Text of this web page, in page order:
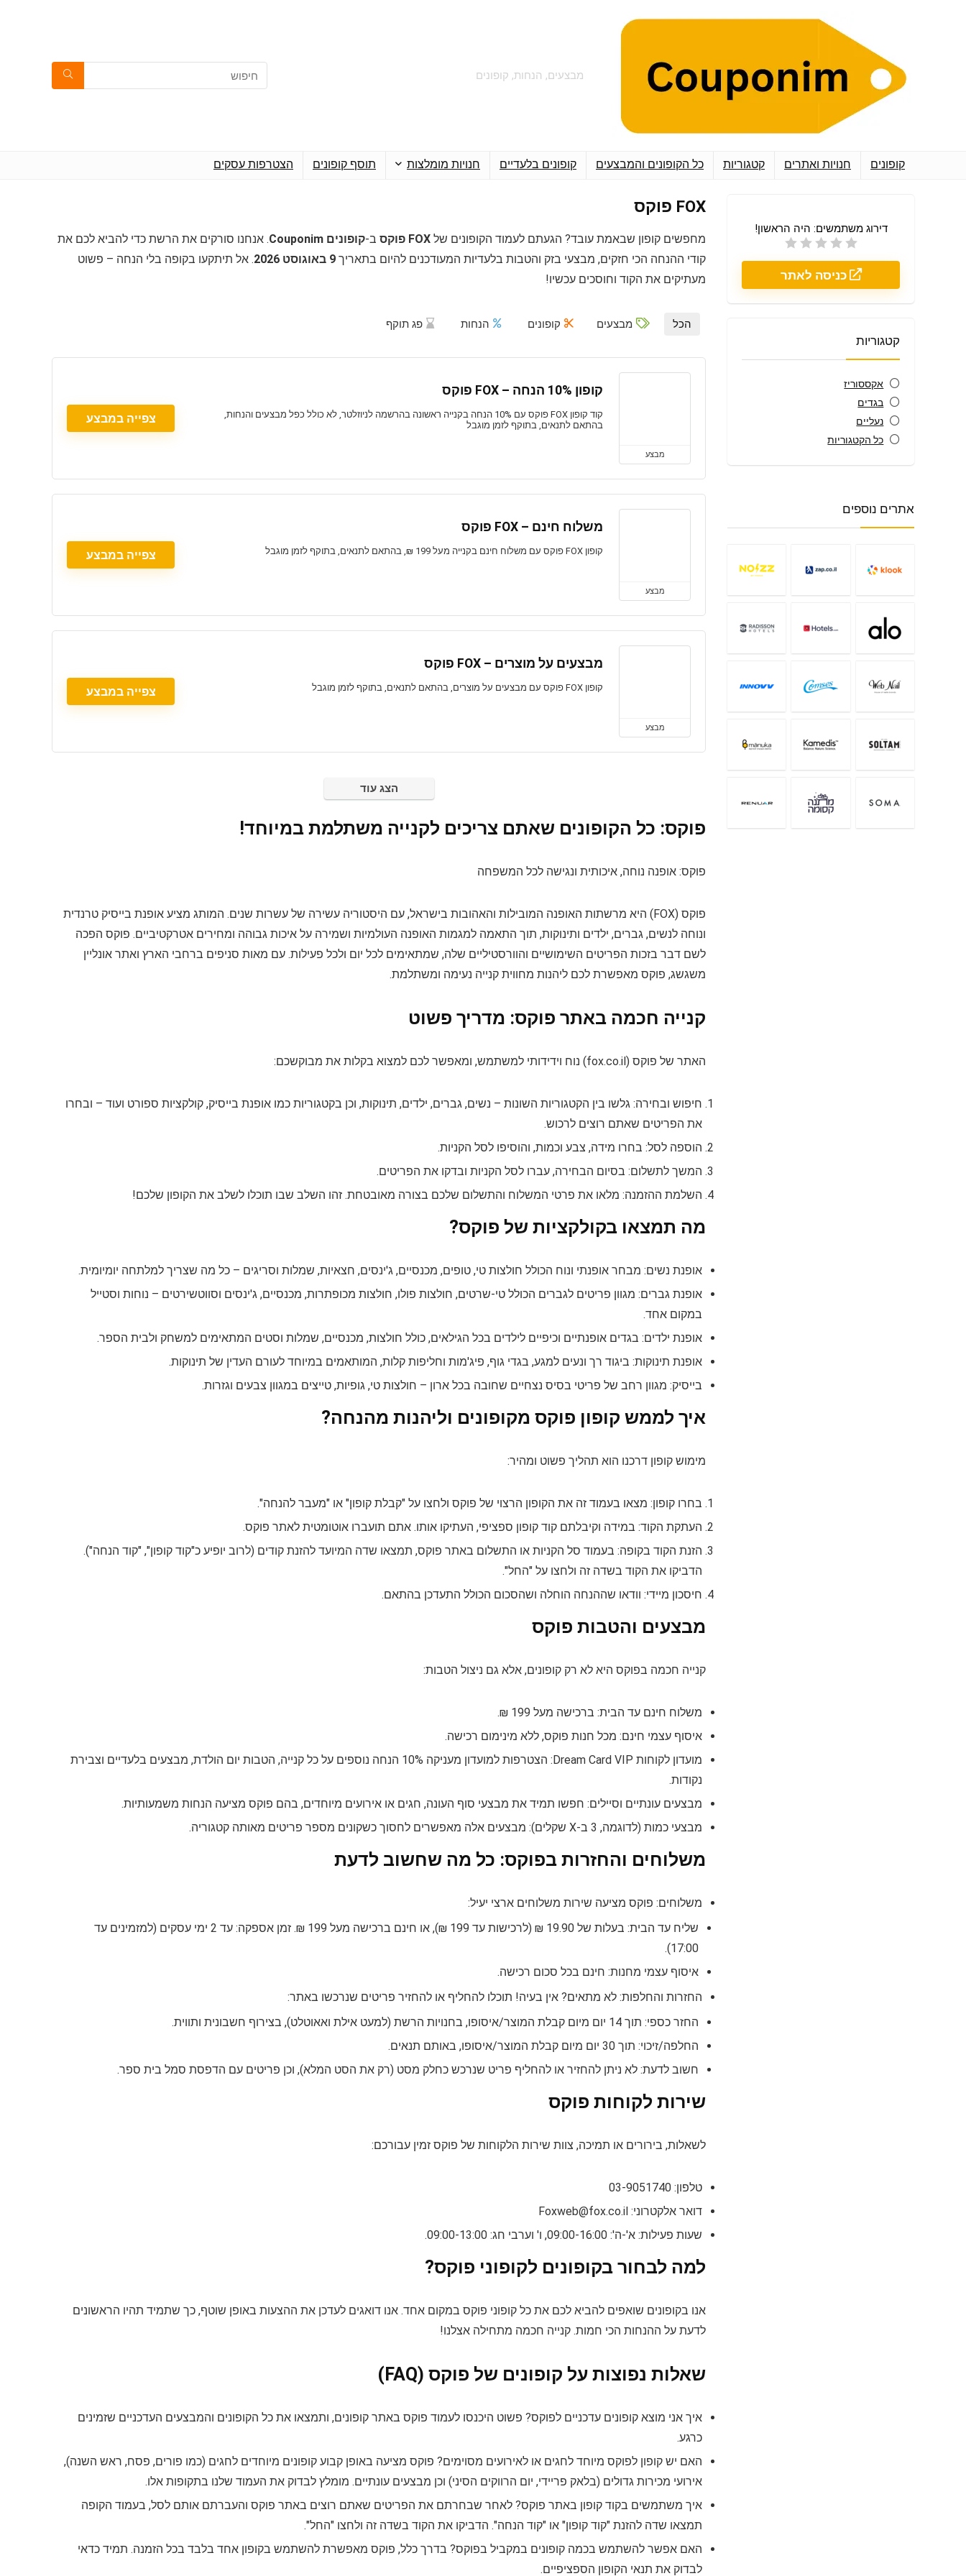
מבצעים, הנחות, קופונים
קופונים חנויות ואתרים קטגוריות כל הקופונים והמבצעים קופונים בלעדיים חנויות מומלצות תוסף קופונים הצטרפות עסקים
FOX פוקס
מחפשים קופון שבאמת עובד? הגעתם לעמוד הקופונים של FOX פוקס ב-קופונים Couponim
. אנחנו סורקים את הרשת כדי להביא לכם את
קודי ההנחה הכי חזקים, מבצעי בזק והטבות בלעדיות המעודכנים להיום בתאריך 9 באוגוסט 2026
. אל תיתקעו בקופה בלי הנחה – פשוט
מעתיקים את הקוד וחוסכים עכשיו!
דירוג משתמשים: היה הראשון!
כניסה לאתר
קטגוריות
אקססוריז
בגדים
נעליים
כל הקטגוריות
הכל מבצעים קופונים הנחות פג תוקף
מבצע
קופון 10% הנחה – FOX פוקס
קוד קופון FOX פוקס עם 10% הנחה בקנייה ראשונה בהרשמה לניוזלטר, לא כולל כפל מבצעים והנחות,
בהתאם לתנאים, בתוקף לזמן מוגבל
צפייה במבצע
מבצע
משלוח חינם – FOX פוקס
קופון FOX פוקס עם משלוח חינם בקנייה מעל 199 ₪, בהתאם לתנאים, בתוקף לזמן מוגבל צפייה במבצע
מבצע
מבצעים על מוצרים – FOX פוקס
קופון FOX פוקס עם מבצעים על מוצרים, בהתאם לתנאים, בתוקף לזמן מוגבל צפייה במבצע
הצג עוד
פוקס: כל הקופונים שאתם צריכים לקנייה משתלמת במיוחד!
פוקס: אופנה נוחה, איכותית ונגישה לכל המשפחה
פוקס (FOX) היא מרשתות האופנה המובילות והאהובות בישראל, עם היסטוריה עשירה של עשרות שנים. המותג מציע אופנת בייסיק טרנדית
ונוחה לנשים, גברים, ילדים ותינוקות, תוך התאמה למגמות האופנה העולמיות ושמירה על איכות גבוהה ומחירים אטרקטיביים. פוקס הפכה
לשם דבר בזכות הפריטים השימושיים והוורסטיליים שלה, שמתאימים לכל יום ולכל פעילות. עם מאות סניפים ברחבי הארץ ואתר אונליין
משגשג, פוקס מאפשרת לכם ליהנות מחווית קנייה נעימה ומשתלמת.
קנייה חכמה באתר פוקס: מדריך פשוט
האתר של פוקס (fox.co.il) נוח וידידותי למשתמש, ומאפשר לכם למצוא בקלות את מבוקשכם:
חיפוש ובחירה: גלשו בין הקטגוריות השונות – נשים, גברים, ילדים, תינוקות, וכן בקטגוריות כמו אופנת בייסיק, קולקציות ספורט ועוד – ובחרו
את הפריטים שאתם רוצים לרכוש.
הוספה לסל: בחרו מידה, צבע וכמות, והוסיפו לסל הקניות.
המשך לתשלום: בסיום הבחירה, עברו לסל הקניות ובדקו את הפריטים.
השלמת ההזמנה: מלאו את פרטי המשלוח והתשלום שלכם בצורה מאובטחת. זהו השלב שבו תוכלו לשלב את הקופון שלכם!
מה תמצאו בקולקציות של פוקס?
אופנת נשים: מבחר אופנתי ונוח הכולל חולצות טי, טופים, מכנסיים, ג'ינסים, חצאיות, שמלות וסריגים – כל מה שצריך למלתחה יומיומית.
אופנת גברים: מגוון פריטים לגברים הכולל טי-שרטים, חולצות פולו, חולצות מכופתרות, מכנסיים, ג'ינסים וסווטשירטים – נוחות וסטייל
במקום אחד.
אופנת ילדים: בגדים אופנתיים וכיפיים לילדים בכל הגילאים, כולל חולצות, מכנסיים, שמלות וסטים המתאימים למשחק ולבית הספר.
אופנת תינוקות: ביגוד רך ונעים למגע, בגדי גוף, פיג'מות וחליפות קלות, המותאמים במיוחד לעורם העדין של תינוקות.
בייסיק: מגוון רחב של פריטי בסיס נצחיים שחובה בכל ארון – חולצות טי, גופיות, טייצים במגוון צבעים וגזרות.
איך לממש קופון פוקס מקופונים וליהנות מהנחה?
מימוש קופון דרכנו הוא תהליך פשוט ומהיר:
בחרו קופון: מצאו בעמוד זה את הקופון הרצוי של פוקס ולחצו על "קבלת קופון" או "מעבר להנחה".
העתקת הקוד: במידה וקיבלתם קוד קופון ספציפי, העתיקו אותו. אתם תועברו אוטומטית לאתר פוקס.
הזנת הקוד בקופה: בעמוד סל הקניות או התשלום באתר פוקס, תמצאו שדה המיועד להזנת קודים (לרוב יופיע כ"קוד קופון", "קוד הנחה").
הדביקו את הקוד בשדה זה ולחצו על "החל".
חיסכון מיידי: וודאו שההנחה הוחלה ושהסכום הכולל התעדכן בהתאם.
מבצעים והטבות פוקס
קנייה חכמה בפוקס היא לא רק קופונים, אלא גם ניצול הטבות:
משלוח חינם עד הבית: ברכישה מעל 199 ₪.
איסוף עצמי חינם: מכל חנות פוקס, ללא מינימום רכישה.
מועדון לקוחות Dream Card VIP: הצטרפות למועדון מעניקה 10% הנחה נוספים על כל קנייה, הטבות יום הולדת, מבצעים בלעדיים וצבירת
נקודות.
מבצעים עונתיים וסיילים: חפשו תמיד את מבצעי סוף העונה, חגים או אירועים מיוחדים, בהם פוקס מציעה הנחות משמעותיות.
מבצעי כמות (לדוגמה, 3 ב-X שקלים): מבצעים אלה מאפשרים לחסוך כשקונים מספר פריטים מאותה קטגוריה.
משלוחים והחזרות בפוקס: כל מה שחשוב לדעת
משלוחים: פוקס מציעה שירות משלוחים ארצי יעיל:
שליח עד הבית: בעלות של 19.90 ₪ (לרכישות עד 199 ₪), או חינם ברכישה מעל 199 ₪. זמן אספקה: עד 2 ימי עסקים (למזמינים עד
17:00).
איסוף עצמי מחנות: חינם בכל סכום רכישה.
החזרות והחלפות: לא מתאים? אין בעיה! תוכלו להחליף או להחזיר פריטים שנרכשו באתר:
החזר כספי: תוך 14 יום מיום קבלת המוצר/איסופו, בחנויות הרשת (למעט אילת ואאוטלט), בצירוף חשבונית ותווית.
החלפה/זיכוי: תוך 30 יום מיום קבלת המוצר/איסופו, באותם תנאים.
חשוב לדעת: לא ניתן להחזיר או להחליף פריט שנרכש כחלק מסט (רק את הסט המלא), וכן פריטים עם הדפסת סמל בית ספר.
שירות לקוחות פוקס
לשאלות, בירורים או תמיכה, צוות שירות הלקוחות של פוקס זמין עבורכם:
טלפון: 03-9051740
דואר אלקטרוני: Foxweb@fox.co.il
שעות פעילות: א'-ה': 09:00-16:00, ו' וערבי חג: 09:00-13:00.
למה לבחור בקופונים לקופוני פוקס?
אנו בקופונים שואפים להביא לכם את כל קופוני פוקס במקום אחד. אנו דואגים לעדכן את ההצעות באופן שוטף, כך שתמיד תהיו הראשונים
לדעת על ההנחות הכי חמות. קנייה חכמה מתחילה אצלנו!
שאלות נפוצות על קופונים של פוקס (FAQ)
איך אני מוצא קופונים עדכניים לפוקס? פשוט היכנסו לעמוד פוקס באתר קופונים, ותמצאו את כל הקופונים והמבצעים העדכניים שזמינים
כרגע.
האם יש קופון לפוקס מיוחד לחגים או לאירועים מסוימים? פוקס מציעה באופן קבוע קופונים מיוחדים לחגים (כמו פורים, פסח, ראש השנה),
אירועי מכירות גדולים (בלאק פריידי, יום הרווקים הסיני) וכן מבצעים עונתיים. מומלץ לבדוק את העמוד שלנו בתקופות אלו.
איך משתמשים בקוד קופון באתר פוקס? לאחר שבחרתם את הפריטים שאתם רוצים באתר פוקס והעברתם אותם לסל, בעמוד הקופה
תמצאו שדה להזנת "קוד קופון" או "קוד הנחה". הדביקו את הקוד בשדה זה ולחצו "החל".
האם אפשר להשתמש בכמה קופונים במקביל בפוקס? בדרך כלל, פוקס מאפשרת להשתמש בקופון אחד בלבד בכל הזמנה. תמיד כדאי
לבדוק את תנאי הקופון הספציפיים.
אתרים נוספים